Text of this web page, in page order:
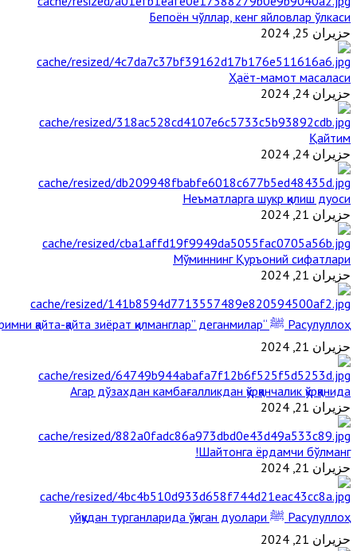
Бепоён чўллар, кенг яйловлар ўлкаси
حزيران 25, 2024
Ҳаёт-мамот масаласи
حزيران 24, 2024
Қайтим
حزيران 24, 2024
Неъматларга шукр қилиш дуоси
حزيران 21, 2024
Мўминнинг Қуръоний сифатлари
حزيران 21, 2024
Расулуллоҳ ﷺ “Қабримни қайта-қайта зиёрат қилманглар” деганмилар?
حزيران 21, 2024
Агар дўзахдан камбағалликдан қўрққанчалик қўрққанида
حزيران 21, 2024
Шайтонга ёрдамчи бўлманг!
حزيران 21, 2024
Расулуллоҳ ﷺ уйқудан турганларида ўқиган дуолари
حزيران 21, 2024